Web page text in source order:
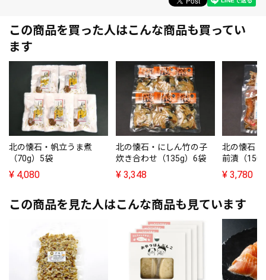
この商品を買った人はこんな商品も買ってい
ます
北の懐石・帆立うま煮
（70g）5袋
¥ 4,080
北の懐石・にしん竹の子
炊き合わせ（135g）6袋
¥ 3,348
北の懐石
前漬（
¥ 3,780
この商品を見た人はこんな商品も見ています